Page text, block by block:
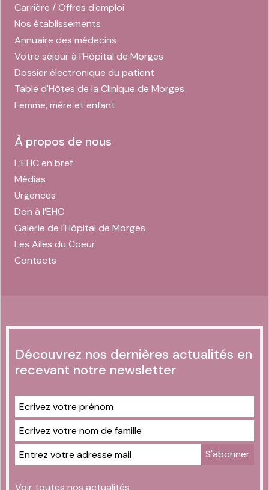
Carrière / Offres d'emploi
Nos établissements
Annuaire des médecins
Votre séjour à l’Hôpital de Morges
Dossier électronique du patient
Table d'Hôtes de la Clinique de Morges
Femme, mère et enfant
À propos de nous
L’EHC en bref
Médias
Urgences
Don à l’EHC
Galerie de l'Hôpital de Morges
Les Ailes du Coeur
Contacts
Découvrez nos dernières actualités en
recevant notre newsletter
Voir toutes nos actualités